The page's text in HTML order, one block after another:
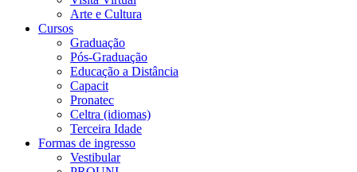
Arte e Cultura
Cursos
Graduação
Pós-Graduação
Educação a Distância
Capacit
Pronatec
Celtra (idiomas)
Terceira Idade
Formas de ingresso
Vestibular